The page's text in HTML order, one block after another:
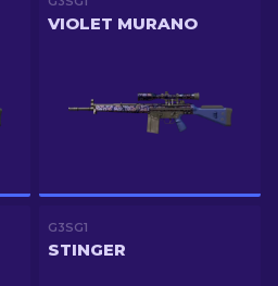
VIOLET MURANO
G3SG1
STINGER